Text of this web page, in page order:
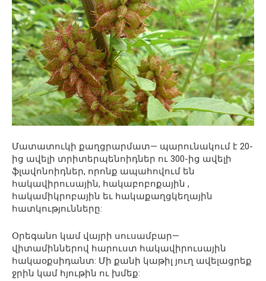
Մատատուկի քաղցրարմատ— պարունակում է 20-
ից ավելի տրիտերպենոիդներ ու 300-ից ավելի
ֆլավոնոիդներ, որոնք ապահովում են
հակավիրուսային, հակաբոբոքային ,
հակամիկրոբային եւ հակաքաղցկեղային
հատկությունները:
Օրեգանո կամ վայրի սուսամբար—
վիտամիններով հարուստ հակավիրուսային
հակաօքսիդանտ: Մի քանի կաթիլ յուղ ավելացրեք
ջրին կամ հյութին ու խմեք: